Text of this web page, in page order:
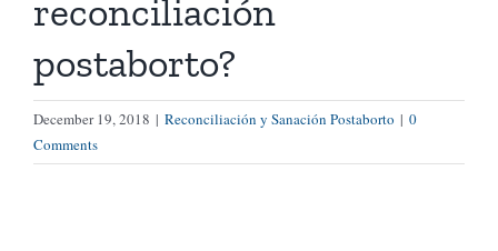
reconciliación
postaborto?
December 19, 2018 | Reconciliación y Sanación Postaborto | 0
Comments